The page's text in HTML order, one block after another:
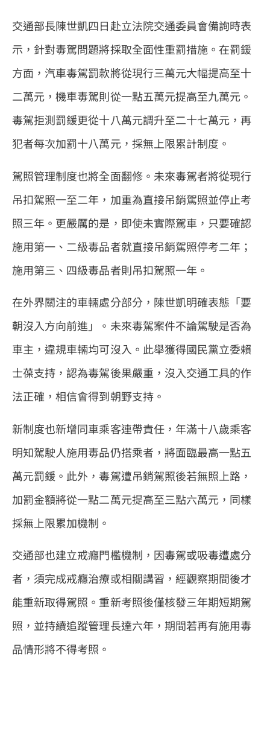
交通部長陳世凱四日赴立法院交通委員會備詢時表
示，針對毒駕問題將採取全面性重罰措施。在罰鍰
方面，汽車毒駕罰款將從現行三萬元大幅提高至十
二萬元，機車毒駕則從一點五萬元提高至九萬元。
毒駕拒測罰鍰更從十八萬元調升至二十七萬元，再
犯者每次加罰十八萬元，採無上限累計制度。
駕照管理制度也將全面翻修。未來毒駕者將從現行
吊扣駕照一至二年，加重為直接吊銷駕照並停止考
照三年。更嚴厲的是，即使未實際駕車，只要確認
施用第一、二級毒品者就直接吊銷駕照停考二年；
施用第三、四級毒品者則吊扣駕照一年。
在外界關注的車輛處分部分，陳世凱明確表態「要
朝沒入方向前進」。未來毒駕案件不論駕駛是否為
車主，違規車輛均可沒入。此舉獲得國民黨立委賴
士葆支持，認為毒駕後果嚴重，沒入交通工具的作
法正確，相信會得到朝野支持。
新制度也新增同車乘客連帶責任，年滿十八歲乘客
明知駕駛人施用毒品仍搭乘者，將面臨最高一點五
萬元罰鍰。此外，毒駕遭吊銷駕照後若無照上路，
加罰金額將從一點二萬元提高至三點六萬元，同樣
採無上限累加機制。
交通部也建立戒癮門檻機制，因毒駕或吸毒遭處分
者，須完成戒癮治療或相關講習，經觀察期間後才
能重新取得駕照。重新考照後僅核發三年期短期駕
照，並持續追蹤管理長達六年，期間若再有施用毒
品情形將不得考照。